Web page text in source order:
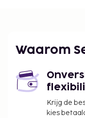
Waarom
Krijg de
kies